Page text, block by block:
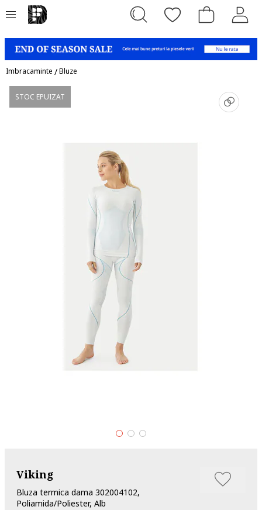
Imbracaminte /Bluze
STOC EPUIZAT
Viking
Bluza termica dama 302004102,
Poliamida/Poliester, Alb